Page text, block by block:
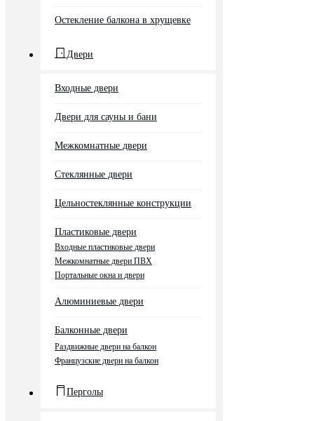
Остекление балкона в хрущевке
Двери
Входные двери
Двери для сауны и бани
Межкомнатные двери
Стеклянные двери
Цельностеклянные конструкции
Пластиковые двери
Входные пластиковые двери
Межкомнатные двери ПВХ
Портальные окна и двери
Алюминиевые двери
Балконные двери
Раздвижные двери на балкон
Французские двери на балкон
Перголы